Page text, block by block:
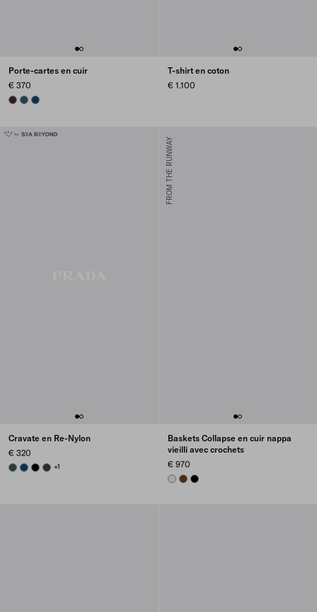
Porte-cartes en cuir
€ 370
SIENNAMARINA BLUE
BALTIC BLUE
T-shirt en coton
€ 1.100
Cravate en Re-Nylon
€ 320
BOTTLE GREEN
BLUEBLACKEBONY
+1
FROM THE RUNWAY
Baskets Collapse en cuir nappa
vieilli avec crochets
€ 970
CHALK WHITE
OAKBLACK